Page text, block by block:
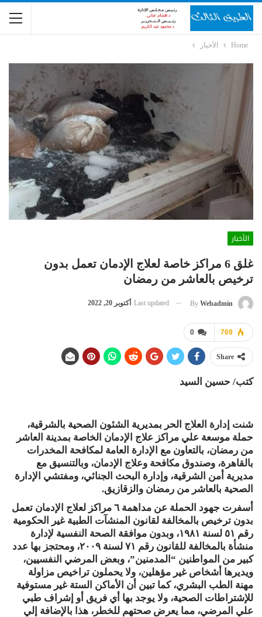
Home الأخبار
الأخبار
غلق 6 مراكز خاصة لعلاج الإدمان تعمل بدون
ترخيص بالعاشر من رمضان
By Webadmin
Last updated أكتوبر 20, 2022
0 769
Share
كتب/ حسين السيد
شنت إدارة العلاج الحر بمديرية الشئون الصحية بالشرقية،
حملة موسعة علي مراكز علاج الإدمان الخاصة بمدينة العاشر
من رمضان، بالتعاون مع الإدارة العامة لمكافحة المخدرات
بالقاهرة، وصندوق مكافحة وعلاج الإدمان، وبالتنسيق مع
مديرية أمن الشرقية، وإدارة البحث الجنائي، ومفتشي الإدارة
الصحية بالعاشر من رمضان والزقازيق.
أسفرت جهود الحملة عن مداهمة ٦ مراكز لعلاج الإدمان تعمل
بدون ترخيص بالمخالفة لقانون المنشآت الطبية غير الحكومية
رقم ٥١ لسنة ١٩٨١، وبدون موافقة الصحة النفسية لإدارة
منشأة بالمخالفة للقانون رقم ٧١ لسنة ٢٠٠٩، ومحتجز بها عدد
كبير من المواطنين “المدمنين”، وبعض المرضي النفسيين،
ويديرها أشخاص غير مؤهلين، ولا يحملون تراخيص مزاولة
مهنة الطب البشري، كما تبين أن الأماكن الستة غير مستوفية
للإشتراطات الصحية، ولا يوجد بها أي فريق أو إشراف طبي
علي المرضي، مما يعرض صحتهم للخطر، هذا بالإضافة إلي